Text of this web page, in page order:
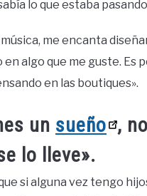
lo que estaba
me encanta
algo que me guste. Es
en las boutiques».
un sueño ,
lo lleve».
si alguna vez tengo